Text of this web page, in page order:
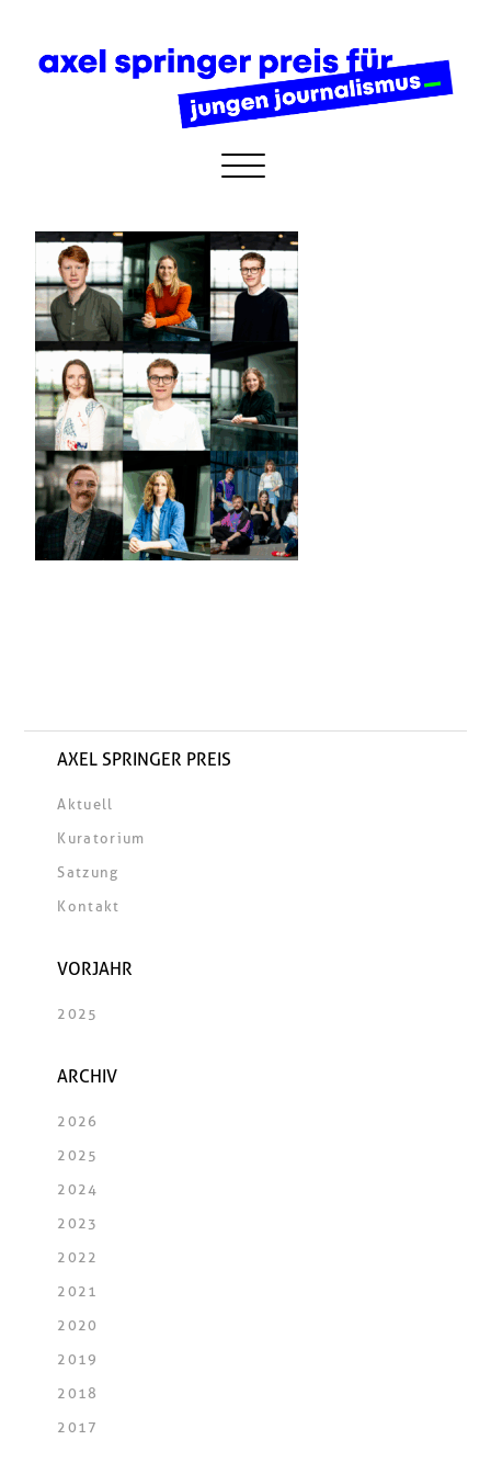
AXEL SPRINGER PREIS
Aktuell
Kuratorium
Satzung
Kontakt
VORJAHR
2025
ARCHIV
2026
2025
2024
2023
2022
2021
2020
2019
2018
2017